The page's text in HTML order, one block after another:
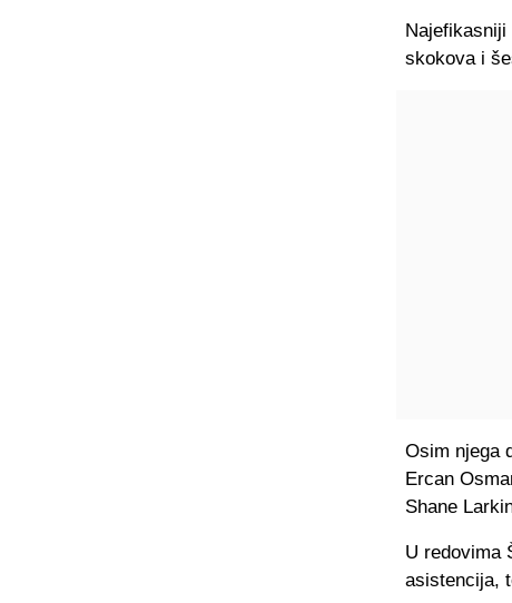
Najefikasniji
skokova i
Osim njega
Ercan
Shane
U redovima
asistencija,